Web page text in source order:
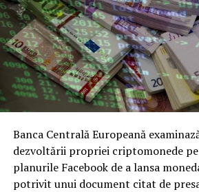
Banca Centrală Europeană
dezvoltării propriei criptomonede
planurile Facebook de a lansa
potrivit unui document citat de